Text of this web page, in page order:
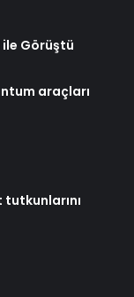
ile Görüştü
araçları